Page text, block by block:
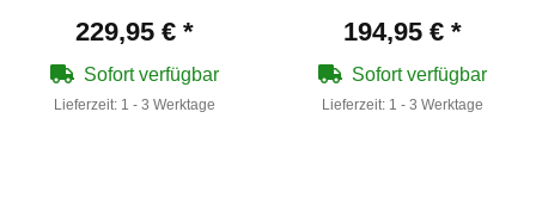
229,95 € *
Sofort verfügbar
Lieferzeit: 1 - 3 Werktage
194,95 € *
Sofort verfügbar
Lieferzeit: 1 - 3 Werktage